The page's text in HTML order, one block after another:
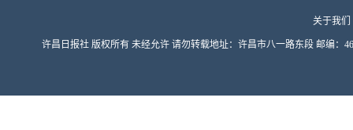
关于我们
许昌日报社 版权所有 未经允许 请勿转载地址：许昌市八一路东段 邮编：